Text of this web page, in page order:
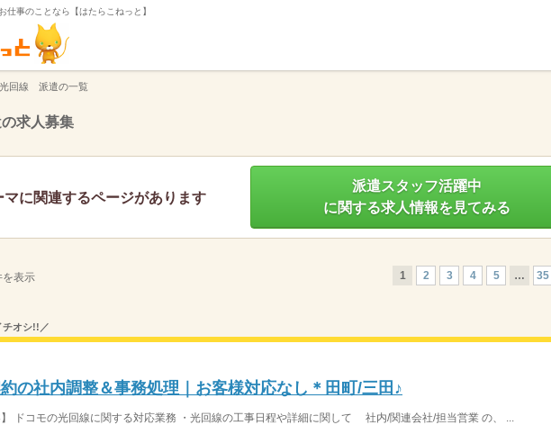
仕事のことなら【はたらこねっと】
光回線 派遣の一覧
求人募集
マに関連するページがあります
派遣スタッフ活躍中
に関する求人情報を見てみる
を表示 1 2 3 4 5 … 35
チオシ!!／
の社内調整＆事務処理｜お客様対応なし＊田町/三田♪
】 ドコモの光回線に関する対応業務 ・光回線の工事日程や詳細に関して 社内/関連会社/担当営業 の、 ...